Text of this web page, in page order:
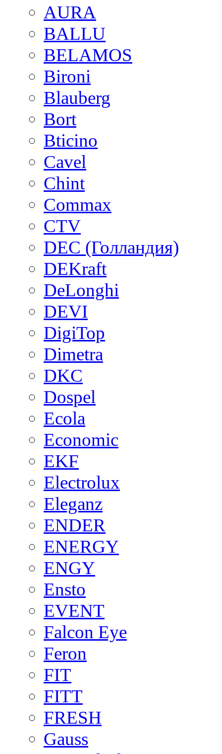
AURA
BALLU
BELAMOS
Bironi
Blauberg
Bort
Bticino
Cavel
Chint
Commax
CTV
DEC (Голландия)
DEKraft
DeLonghi
DEVI
DigiTop
Dimetra
DKC
Dospel
Ecola
Economic
EKF
Electrolux
Eleganz
ENDER
ENERGY
ENGY
Ensto
EVENT
Falcon Eye
Feron
FIT
FITT
FRESH
Gauss